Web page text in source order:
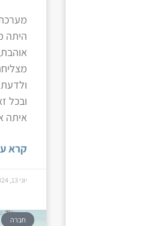
היתה
ובכל
איתה
קרא
יוני 13, 2024
חברה